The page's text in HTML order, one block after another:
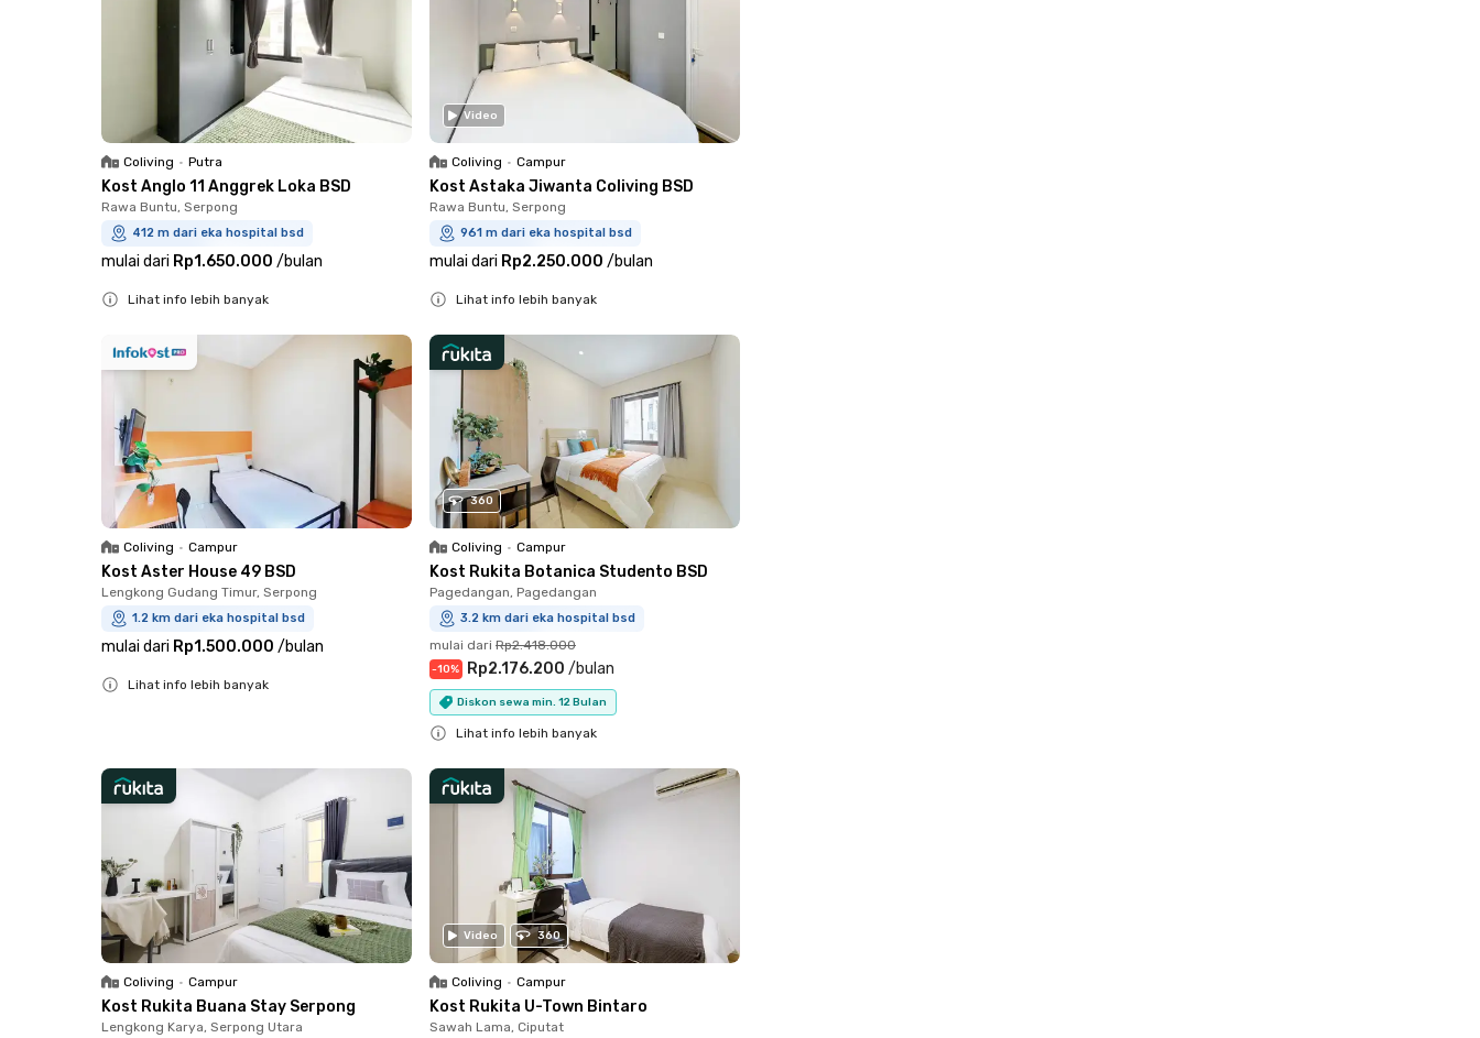
Coliving • Putra
Kost Anglo 11 Anggrek Loka BSD
Rawa Buntu, Serpong
412 m dari eka hospital bsd
mulai dari Rp1.650.000 /bulan
Lihat info lebih banyak
Video
Coliving • Campur
Kost Astaka Jiwanta Coliving BSD
Rawa Buntu, Serpong
961 m dari eka hospital bsd
mulai dari Rp2.250.000 /bulan
Lihat info lebih banyak
Coliving • Campur
Kost Aster House 49 BSD
Lengkong Gudang Timur, Serpong
1.2 km dari eka hospital bsd
mulai dari Rp1.500.000 /bulan
Lihat info lebih banyak
360
Coliving • Campur
Kost Rukita Botanica Studento BSD
Pagedangan, Pagedangan
3.2 km dari eka hospital bsd
mulai dari Rp2.418.000
-10% Rp2.176.200 /bulan
Diskon sewa min. 12 Bulan
Lihat info lebih banyak
Coliving • Campur
Kost Rukita Buana Stay Serpong
Lengkong Karya, Serpong Utara
Video 360
Coliving • Campur
Kost Rukita U-Town Bintaro
Sawah Lama, Ciputat